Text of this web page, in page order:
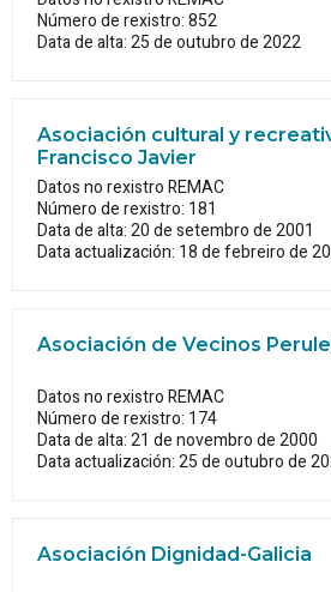
Número de rexistro: 852
Data de alta: 25 de outubro de 2022
Asociación cultural y
Francisco Javier
Datos no rexistro REMAC
Número de rexistro: 181
Data de alta: 20 de setembro de 2001
Data actualización: 18 de febreiro de
Asociación de Vecinos
Datos no rexistro REMAC
Número de rexistro: 174
Data de alta: 21 de novembro de 2000
Data actualización: 25 de outubro de
Asociación Dignidad-Galicia